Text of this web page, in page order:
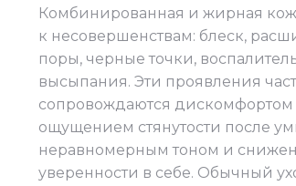
Комбинированная и жирная
к несовершенствам: блеск,
поры, черные точки,
высыпания. Эти проявления
сопровождаются
ощущением стянутости после
неравномерным тоном и
уверенности в себе. Обычный